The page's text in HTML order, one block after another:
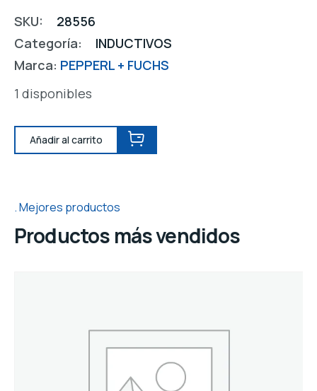
SKU:
28556
Categoría:
INDUCTIVOS
Marca: PEPPERL + FUCHS
1 disponibles
Añadir al carrito
Mejores productos
Productos más vendidos